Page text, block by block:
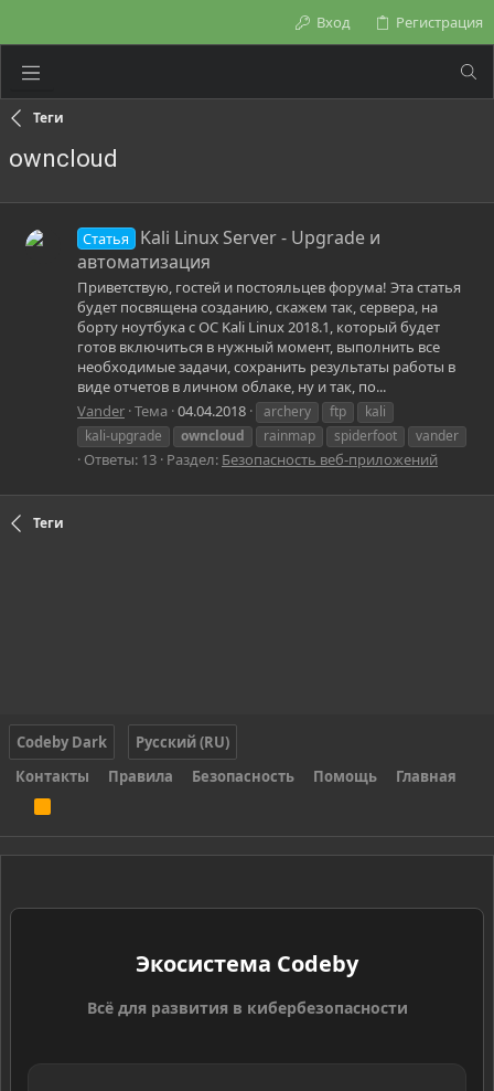
Вход Регистрация
Теги
owncloud
Статья
Kali Linux Server - Upgrade и
автоматизация
Приветствую, гостей и постояльцев форума! Эта статья
будет посвящена созданию, скажем так, сервера, на
борту ноутбука с ОС Kali Linux 2018.1, который будет
готов включиться в нужный момент, выполнить все
необходимые задачи, сохранить результаты работы в
виде отчетов в личном облаке, ну и так, по...
Vander Тема 04.04.2018 archery ftp
kali
kali-upgrade
owncloud rainmap spiderfoot vander
Ответы: 13 Раздел: Безопасность веб-приложений
Теги
Codeby Dark
Русский (RU)
Контакты
Правила Безопасность Помощь Главная
S
Экосистема Codeby
Всё для развития в кибербезопасности